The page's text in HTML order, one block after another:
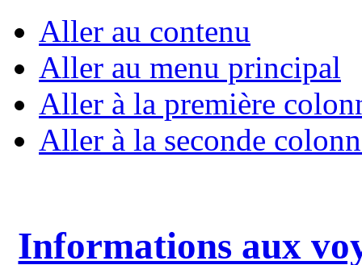
Aller au contenu
Aller au menu principal
Aller à la première
Aller à la seconde
Informations aux